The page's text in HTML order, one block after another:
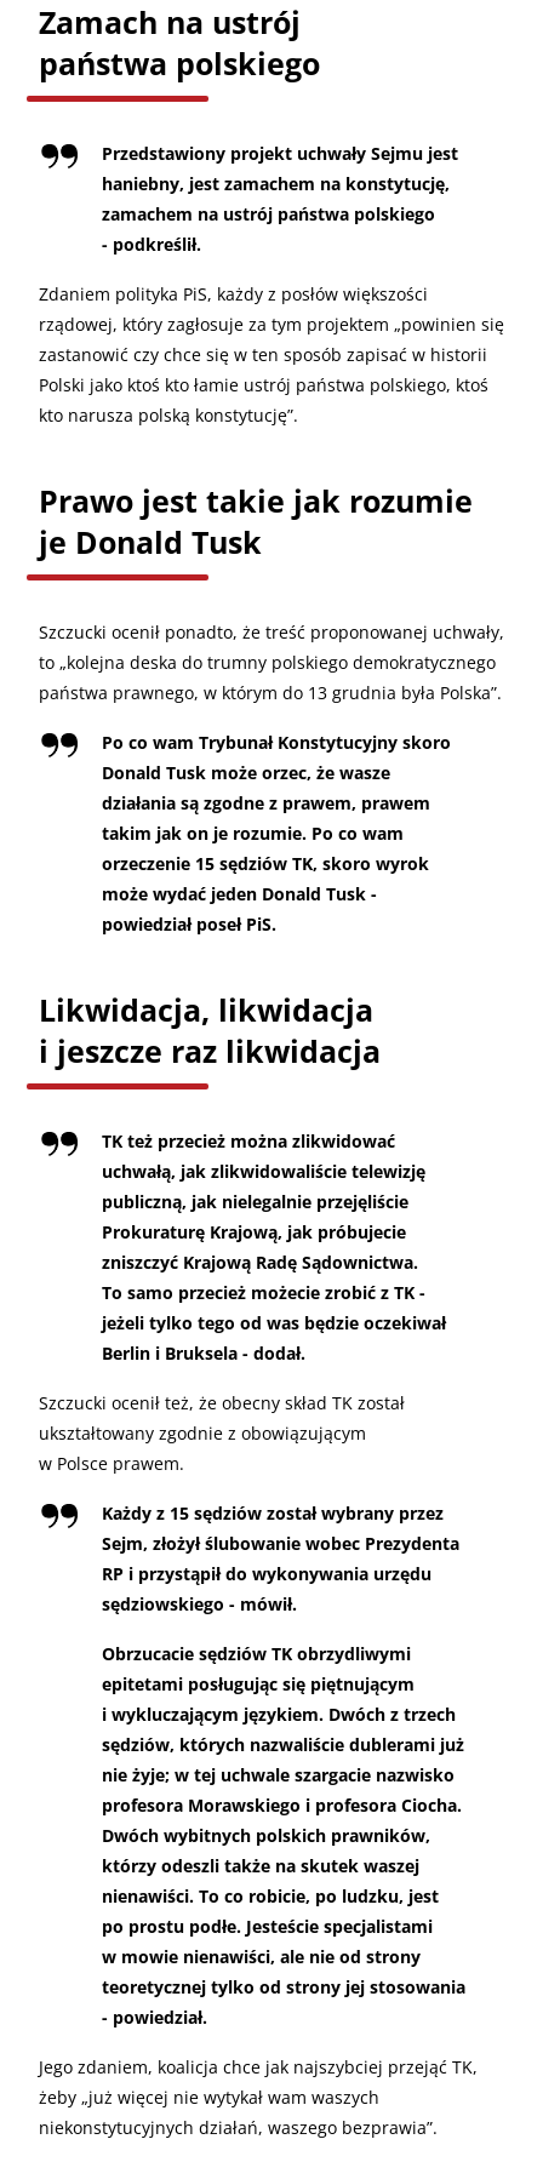
Zamach na ustrój
państwa polskiego
Przedstawiony projekt uchwały Sejmu jest
haniebny, jest zamachem na konstytucję,
zamachem na ustrój państwa polskiego
- podkreślił.
Zdaniem polityka PiS, każdy z posłów większości
rządowej, który zagłosuje za tym projektem „powinien się
zastanowić czy chce się w ten sposób zapisać w historii
Polski jako ktoś kto łamie ustrój państwa polskiego, ktoś
kto narusza polską konstytucję”.
Prawo jest takie jak rozumie
je Donald Tusk
Szczucki ocenił ponadto, że treść proponowanej uchwały,
to „kolejna deska do trumny polskiego demokratycznego
państwa prawnego, w którym do 13 grudnia była Polska”.
Po co wam Trybunał Konstytucyjny skoro
Donald Tusk może orzec, że wasze
działania są zgodne z prawem, prawem
takim jak on je rozumie. Po co wam
orzeczenie 15 sędziów TK, skoro wyrok
może wydać jeden Donald Tusk -
powiedział poseł PiS.
Likwidacja, likwidacja
i jeszcze raz likwidacja
TK też przecież można zlikwidować
uchwałą, jak zlikwidowaliście telewizję
publiczną, jak nielegalnie przejęliście
Prokuraturę Krajową, jak próbujecie
zniszczyć Krajową Radę Sądownictwa.
To samo przecież możecie zrobić z TK -
jeżeli tylko tego od was będzie oczekiwał
Berlin i Bruksela - dodał.
Szczucki ocenił też, że obecny skład TK został
ukształtowany zgodnie z obowiązującym
w Polsce prawem.
Każdy z 15 sędziów został wybrany przez
Sejm, złożył ślubowanie wobec Prezydenta
RP i przystąpił do wykonywania urzędu
sędziowskiego - mówił.
Obrzucacie sędziów TK obrzydliwymi
epitetami posługując się piętnującym
i wykluczającym językiem. Dwóch z trzech
sędziów, których nazwaliście dublerami już
nie żyje; w tej uchwale szargacie nazwisko
profesora Morawskiego i profesora Ciocha.
Dwóch wybitnych polskich prawników,
którzy odeszli także na skutek waszej
nienawiści. To co robicie, po ludzku, jest
po prostu podłe. Jesteście specjalistami
w mowie nienawiści, ale nie od strony
teoretycznej tylko od strony jej stosowania
- powiedział.
Jego zdaniem, koalicja chce jak najszybciej przejąć TK,
żeby „już więcej nie wytykał wam waszych
niekonstytucyjnych działań, waszego bezprawia”.